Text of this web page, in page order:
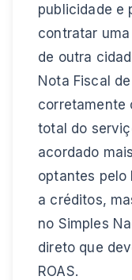
publicidade e
contratar
de outra
Nota Fiscal
corretamente
total do
acordado
optantes pelo
a créditos,
no Simples
direto que
ROAS.